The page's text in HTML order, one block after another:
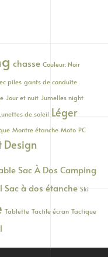
chasse Couleur: Noir
piles gants de conduite
Jour et nuit Jumelles night
de soleil Léger
Montre étanche Moto PC
Design
Sac À Dos Camping
Sac à dos étanche Ski
Tablette Tactile écran Tactique